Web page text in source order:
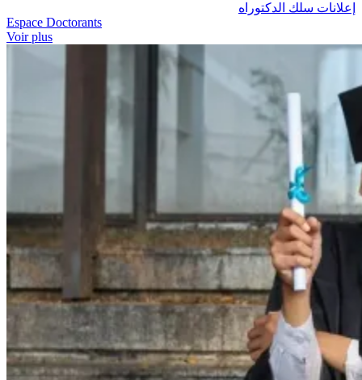
إعلانات سلك الدكتوراه
Espace Doctorants
Voir plus